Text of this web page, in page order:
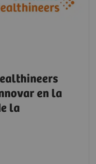
en la
la